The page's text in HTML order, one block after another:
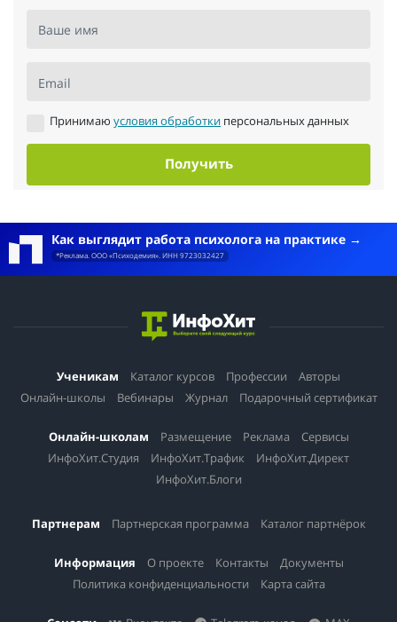
Ваше имя
Email
Принимаю условия обработки персональных данных
Получить
Как выглядит работа психолога на практике
*Реклама. ООО «Психодемия». ИНН 9723032427
Ученикам Каталог курсов Профессии
Авторы
Онлайн-школы
Вебинары Журнал Подарочный сертификат
Онлайн-школам Размещение Реклама
Сервисы
ИнфоХит.Студия
ИнфоХит.Трафик
ИнфоХит.Директ
ИнфоХит.Блоги
Партнерам Партнерская программа Каталог партнёрок
Информация О проекте Контакты
Документы
Политика конфиденциальности
Карта сайта